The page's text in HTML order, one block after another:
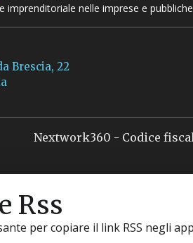
imprenditoriale nelle imprese e
Brescia, 22
Nextwork360 - Codice
Rss
per copiare il link RSS negli